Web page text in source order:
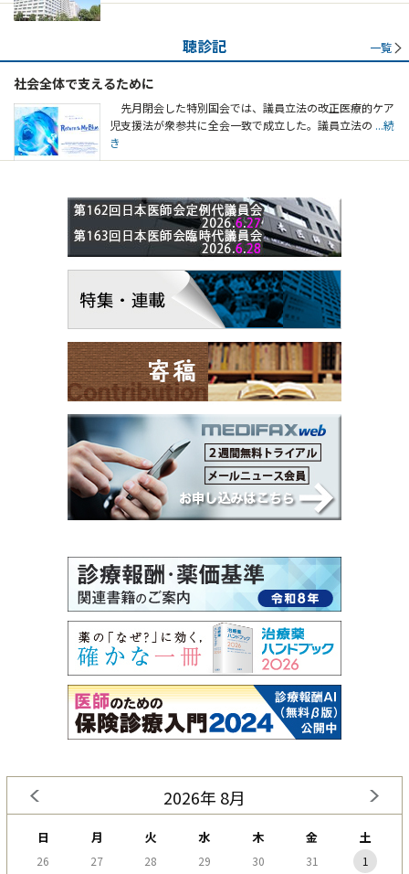
聴診記 一覧
社会全体で支えるために
先月閉会した特別国会では、議員立法の改正医療的ケア
児支援法が衆参共に全会一致で成立した。議員立法の ...続
き
2026年 8月
日 月 火 水 木 金 土
26 27 28 29 30 31
1